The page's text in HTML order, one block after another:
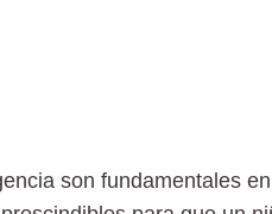
son fundamentales